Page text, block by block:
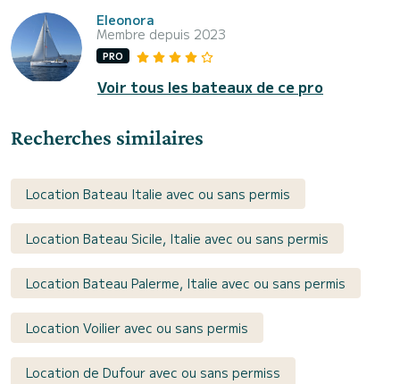
Eleonora
Membre depuis 2023
PRO
Voir tous les bateaux de ce pro
Recherches similaires
Location Bateau Italie avec ou sans permis
Location Bateau Sicile, Italie avec ou sans permis
Location Bateau Palerme, Italie avec ou sans permis
Location Voilier avec ou sans permis
Location de Dufour avec ou sans permiss